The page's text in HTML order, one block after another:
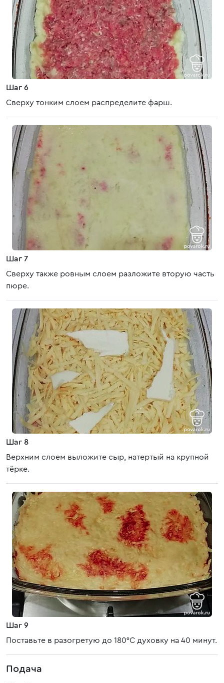
Шаг 6
Сверху тонким слоем распределите фарш.
Шаг 7
Сверху также ровным слоем разложите вторую часть
пюре.
Шаг 8
Верхним слоем выложите сыр, натертый на крупной
тёрке.
Шаг 9
Поставьте в разогретую до 180°С духовку на 40 минут.
Подача